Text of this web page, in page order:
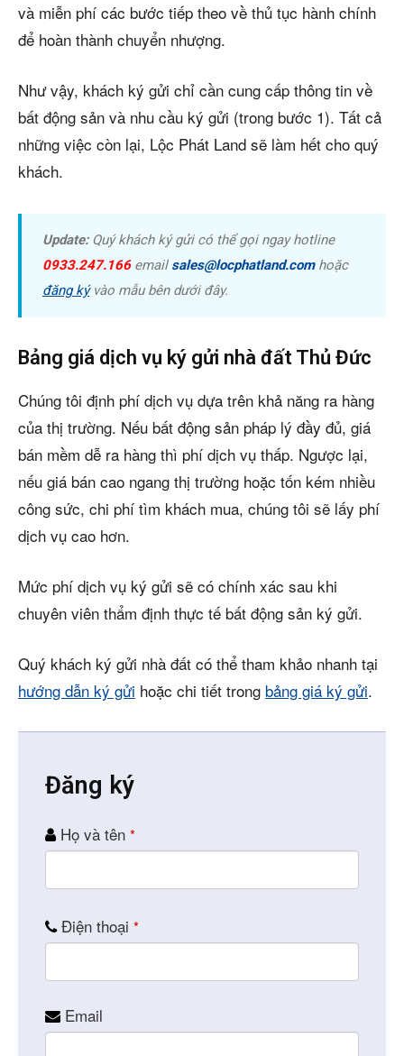
và miễn phí các bước tiếp theo về thủ tục hành chính
để hoàn thành chuyển nhượng.
Như vậy, khách ký gửi chỉ cần cung cấp thông tin về
bất động sản và nhu cầu ký gửi (trong bước 1). Tất cả
những việc còn lại, Lộc Phát Land sẽ làm hết cho quý
khách.
Update:Quý khách ký gửi có thể gọi ngay hotline
0933.247.166 email sales@locphatland.comhoặc
đăng kývào mẫu bên dưới đây.
Bảng giá dịch vụ ký gửi nhà đất Thủ Đức
Chúng tôi định phí dịch vụ dựa trên khả năng ra hàng
của thị trường. Nếu bất động sản pháp lý đầy đủ, giá
bán mềm dễ ra hàng thì phí dịch vụ thấp. Ngược lại,
nếu giá bán cao ngang thị trường hoặc tốn kém nhiều
công sức, chi phí tìm khách mua, chúng tôi sẽ lấy phí
dịch vụ cao hơn.
Mức phí dịch vụ ký gửi sẽ có chính xác sau khi
chuyên viên thẩm định thực tế bất động sản ký gửi.
Quý khách ký gửi nhà đất có thể tham khảo nhanh tại
hướng dẫn ký gửi hoặc chi tiết trong bảng giá ký gửi.
Đăng ký
Họ và tên *
Contact
Email
Điện thoại *
Email